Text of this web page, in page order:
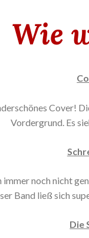
Wie
Cover!
Vordergrund. Es
immer noch nicht
Band ließ sich
Die